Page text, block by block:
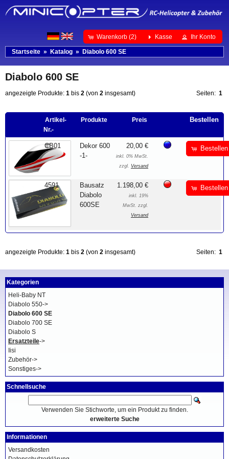
Warenkorb (2) Kasse Ihr Konto
Startseite » Katalog » Diabolo 600 SE
Diabolo 600 SE
Seiten: 1
angezeigte Produkte: 1 bis 2 (von 2 insgesamt)
Artikel-
Nr.-
Produkte Preis Bestellen
CB01
Dekor 600
-1-
20,00 €
inkl. 0% MwSt.
zzgl. Versand
Bestellen
4591
Bausatz
Diabolo
600SE
1.198,00 €
inkl. 19%
MwSt. zzgl.
Versand
Bestellen
Seiten: 1
angezeigte Produkte: 1 bis 2 (von 2 insgesamt)
Kategorien
Heli-Baby NT
Diabolo 550->
Diabolo 600 SE
Diabolo 700 SE
Diabolo S
Ersatzteile->
Iisi
Zubehör->
Sonstiges->
Schnellsuche
Verwenden Sie Stichworte, um ein Produkt zu finden.
erweiterte Suche
Informationen
Versandkosten